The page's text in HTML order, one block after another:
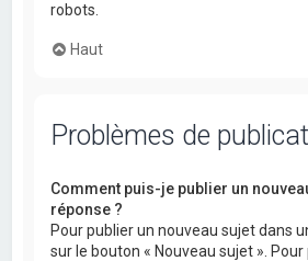
robots.
Haut
Problèmes de
Comment puis-je publier un
réponse ?
Pour publier un nouveau sujet dans
sur le bouton « Nouveau sujet ».